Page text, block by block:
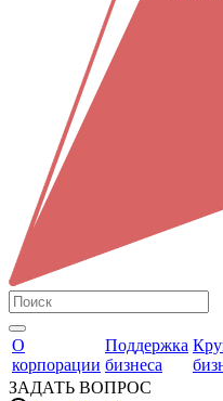
О
корпорации
Поддержка
бизнеса
ЗАДАТЬ ВОПРОС